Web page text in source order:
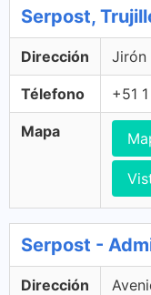
Serpost,
Dirección Jirón
Télefono +51
Mapa
Serpost -
Dirección